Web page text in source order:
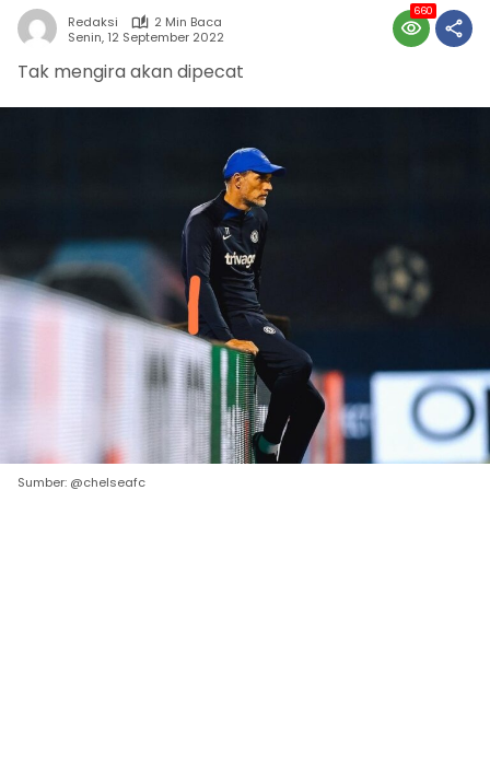
Redaksi
2 Min Baca
Senin, 12 September 2022
660
Tak mengira akan dipecat
Sumber: @chelseafc